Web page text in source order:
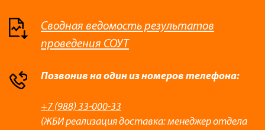
Сводная ведомость результатов
проведения СОУТ
Позвонив на один из номеров телефона:
+7 (988) 33-000-33
(ЖБИ реализация доставка: менеджер отдела